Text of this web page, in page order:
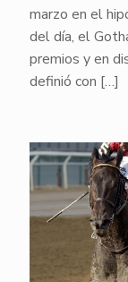
marzo en el
del día, el
premios y en
definió con […]